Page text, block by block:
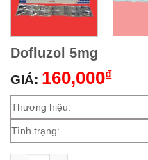
Dofluzol 5mg
GIÁ: 160,000₫
Thương hiệu:
Tình trạng: